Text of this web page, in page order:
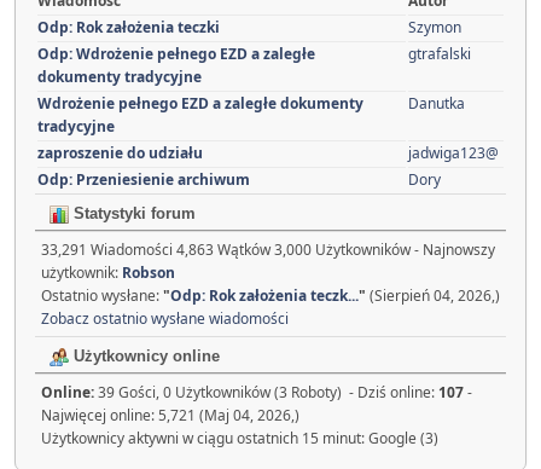
Odp: Rok założenia teczki
Szymon
Odp: Wdrożenie pełnego EZD a zaległe
dokumenty tradycyjne
gtrafalski
Wdrożenie pełnego EZD a zaległe dokumenty
tradycyjne
Danutka
zaproszenie do udziału
jadwiga123@
Odp: Przeniesienie archiwum
Dory
Statystyki forum
33,291 Wiadomości 4,863 Wątków 3,000 Użytkowników - Najnowszy
użytkownik: Robson
Ostatnio wysłane:"Odp: Rok założenia teczk..." (Sierpień 04, 2026,)
Zobacz ostatnio wysłane wiadomości
Użytkownicy online
Online:39 Gości, 0 Użytkowników (3 Roboty) - Dziś online: 107-
Najwięcej online: 5,721 (Maj 04, 2026,)
Użytkownicy aktywni w ciągu ostatnich 15 minut: Google (3)